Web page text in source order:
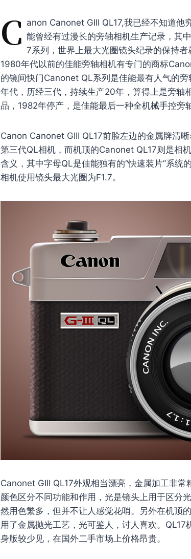
C anon Canonet GIII QL17,我已经不知道他
能曾经有过漫长的旁轴相机生产记录，其
7系列，世界上最大光圈镜头纪录的保持
1980年代以前的佳能旁轴相机有专门的商标
的镜间快门Canonet QL系列是佳能最有人气的
年代，历经三代，持续生产20年，算得上是旁轴
品，1982年停产，是佳能最后一种全机械手控旁
Canon Canonet GIII QL17前脸左边的金属牌清
第三代QL相机，而机顶的Canonet QL17则是相
含义，其中字母QL是佳能独有的“快速装片”系
相机使用镜头最大光圈为F1.7。
Canonet GIII QL17外观相当漂亮，金属加工非
颜色区分不同功能和作用，光是镜头上用于区分
然用色繁多，但并不让人感觉花哨。另外在机顶
用了金属抛光工艺，光可鉴人，讨人喜欢。
身版较少见，在国外二手市场上价格昂贵。